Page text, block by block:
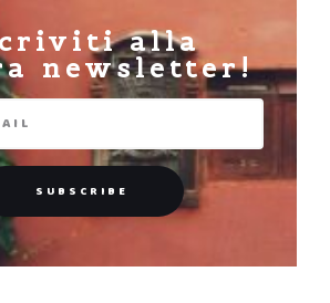
alla
newsletter!